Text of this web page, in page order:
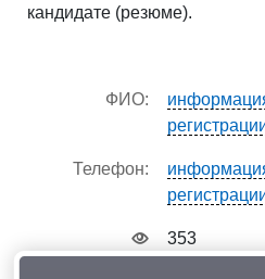
кандидате (резюме).
ФИО:
Телефон:
353